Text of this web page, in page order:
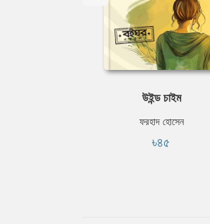
উইন্ড চাইম
ফরহাদ হোসেন
৳৪৫